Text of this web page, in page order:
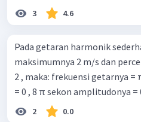
3 4.6
Pada getaran harmonik
maksimumnya 2 m/s dan
2 , maka: frekuensi getarnya = π 1 , 25 ​ Hz periode getarnya
= 0 , 8 π sekon amplitudonya
2 0.0